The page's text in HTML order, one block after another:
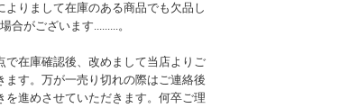
よりまして在庫のある商品でも欠品し
合がございます.........。
で在庫確認後、改めまして当店よりご
ます。万が一売り切れの際はご連絡後
を進めさせていただきます。何卒ご理